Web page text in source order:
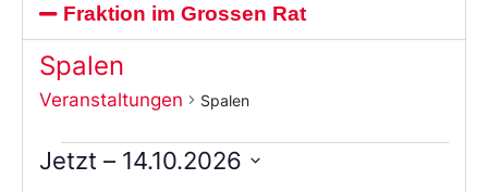
Fraktion im Grossen Rat
Spalen
Veranstaltungen Spalen
Jetzt – 14.10.2026